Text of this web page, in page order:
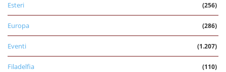
Esteri (256)
Europa (286)
Eventi (1.207)
Filadelfia (110)